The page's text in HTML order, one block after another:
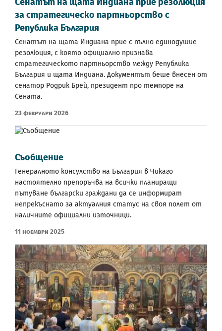
за стратегическо партньорство с
Република България
Сенатът на щата Индиана прие с пълно единодушие
резолюция, с която официално признава
стратегическото партньорство между Република
България и щата Индиана. Документът беше внесен от
сенатор Родрик Брей, президент про темпоре на
Сената.
23 Февруари 2026
Съобщение
Генералното консулство на България в Чикаго
настоятелно препоръчва на всички планиращи
пътуване български граждани да се информират
непрекъснато за актуалния статус на своя полет от
наличните официални източници.
11 Ноември 2025